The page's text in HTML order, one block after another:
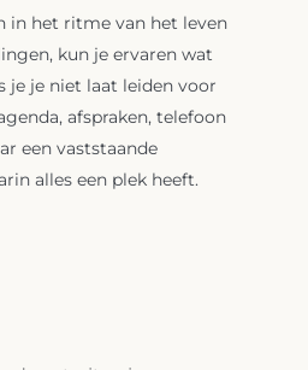
in het ritme van het leven
kun je ervaren wat
je je niet laat leiden voor
afspraken, telefoon
een vaststaande
alles een plek heeft.